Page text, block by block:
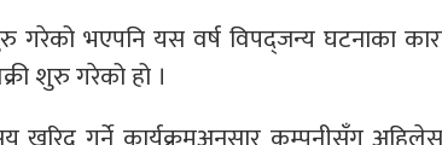
गरेको भएपनि यस वर्ष विपद्जन्य घटनाका
शुरु गरेको हो ।